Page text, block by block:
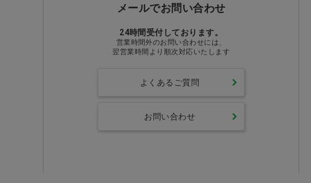
メールでお問い合わせ
24時間受付しております。
営業時間外のお問い合わせには、
翌営業時間より順次対応いたします
よくあるご質問
お問い合わせ